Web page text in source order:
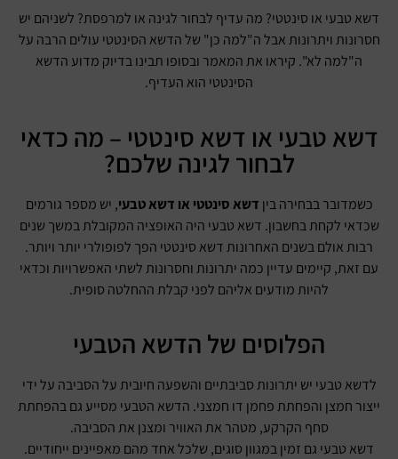
דשא טבעי או סינטטי? מה עדיף לבחור לגינה או למרפסת? לשניהם יש
חסרונות ויתרונות אבל ה"למה כן" של הדשא הסינטטי עולים הרבה על
ה"למה לא". קיראו את המאמר ובסופו תבינו בדיוק מדוע הדשא
הסינטטי הוא העדיף.
דשא טבעי או דשא סינטטי – מה כדאי
לבחור לגינה שלכם?
כשמדובר בבחירה בין דשא סינטטי או דשא טבעי, יש מספר גורמים
שכדאי לקחת בחשבון. דשא טבעי היה האופציה המקובלת במשך שנים
רבות אולם בשנים האחרונות דשא סינטטי הפך לפופולרי יותר ויותר.
עם זאת, קיימים עדיין כמה יתרונות וחסרונות לשתי האפשרויות וכדאי
להיות מודעים אליהם לפני קבלת ההחלטה סופית.
הפלוסים של הדשא הטבעי
לדשא טבעי יש יתרונות סביבתיים והשפעה חיובית על הסביבה על ידי
ייצור חמצן והפחתת פחמן דו חמצני. הדשא הטבעי מסייע גם בהפחתת
סחף הקרקע, מטהר את האוויר ומצנן את הסביבה.
דשא טבעי גם זמין במגוון סוגים, שלכל אחד מהם מאפיינים ייחודיים.